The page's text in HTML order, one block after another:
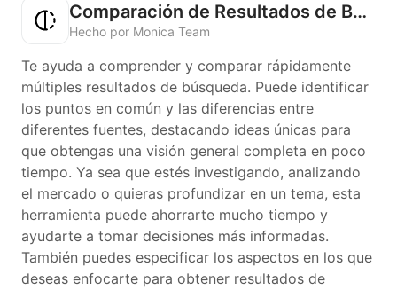
Comparación de Resultados de Búsqueda
Hecho por Monica Team
Te ayuda a comprender y comparar rápidamente
múltiples resultados de búsqueda. Puede identificar
los puntos en común y las diferencias entre
diferentes fuentes, destacando ideas únicas para
que obtengas una visión general completa en poco
tiempo. Ya sea que estés investigando, analizando
el mercado o quieras profundizar en un tema, esta
herramienta puede ahorrarte mucho tiempo y
ayudarte a tomar decisiones más informadas.
También puedes especificar los aspectos en los que
deseas enfocarte para obtener resultados de